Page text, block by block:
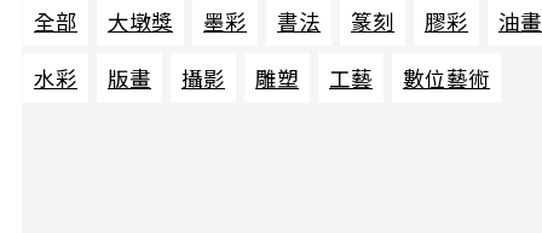
全部 大墩獎 墨彩 書法 篆刻 膠彩
油畫
水彩
版畫 攝影 雕塑 工藝 數位藝術